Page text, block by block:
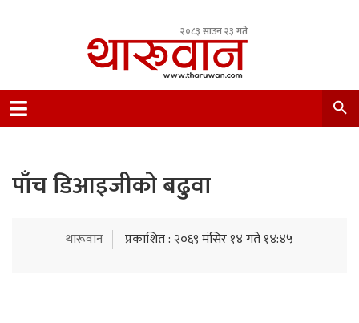
२०८३ साउन २३ गते
Nepal.
पाँच डिआइजीको बढुवा
थारूवान प्रकाशित : २०६९ मंसिर १४ गते १४:४५